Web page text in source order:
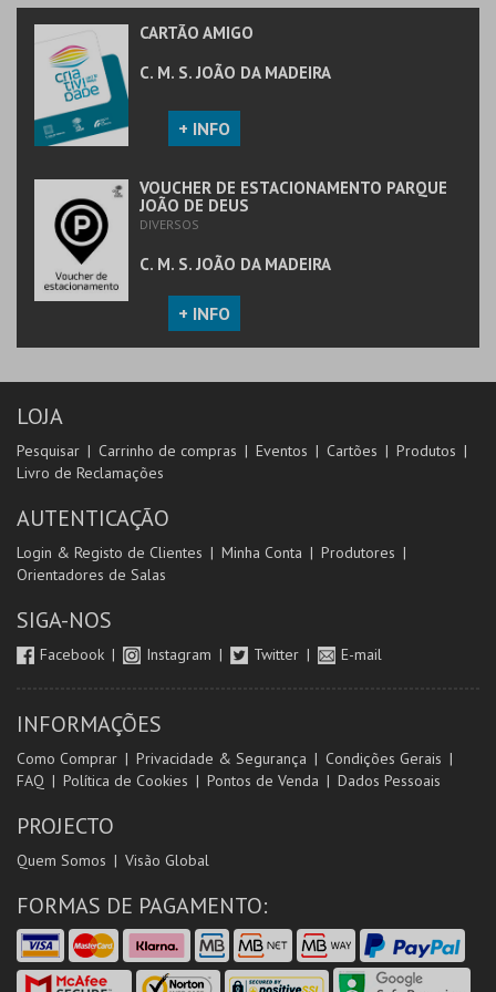
CARTÃO AMIGO
C. M. S. JOÃO DA MADEIRA
+ INFO
VOUCHER DE ESTACIONAMENTO PARQUE
JOÃO DE DEUS
DIVERSOS
C. M. S. JOÃO DA MADEIRA
+ INFO
LOJA
Pesquisar Carrinho de compras Eventos Cartões
Produtos
Livro de Reclamações
AUTENTICAÇÃO
Login & Registo de Clientes Minha Conta
Produtores
Orientadores de Salas
SIGA-NOS
Facebook Instagram Twitter E-mail
INFORMAÇÕES
Como Comprar Privacidade & Segurança
Condições Gerais
FAQ
Política de Cookies Pontos de Venda Dados Pessoais
PROJECTO
Quem Somos Visão Global
FORMAS DE PAGAMENTO: